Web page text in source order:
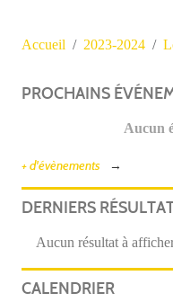
Accueil 2023-2024
PROCHAINS
Aucun
+ d'évènements
DERNIERS
Aucun résultat à
CALENDRIER